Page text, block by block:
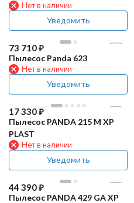
Нет в наличии
Уведомить
73 710₽
Пылесос Panda 623
Нет в наличии
Уведомить
17 330₽
Пылесос PANDA 215 M XP
PLAST
Нет в наличии
Уведомить
44 390₽
Пылесос PANDA 429 GA XP